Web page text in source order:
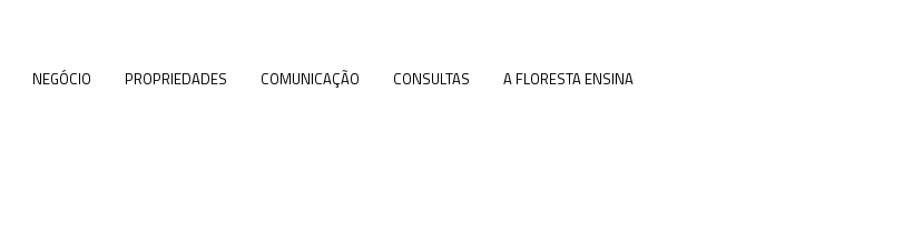
NEGÓCIO PROPRIEDADES COMUNICAÇÃO CONSULTAS A FLORESTA ENSINA